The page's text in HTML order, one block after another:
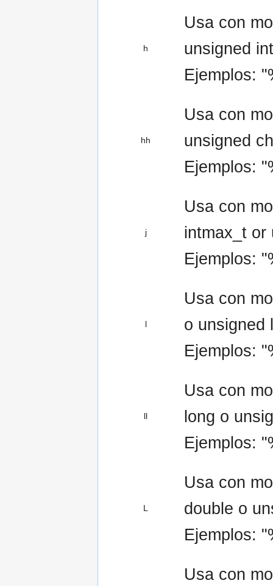
h
Usa con
unsigned int
Ejemplos:
hh
Usa con
unsigned
Ejemplos:
j
Usa con
intmax_t or
Ejemplos:
l
Usa con
o unsigned
Ejemplos:
ll
Usa con
long o
Ejemplos:
L
Usa con
double o
Ejemplos:
Usa con